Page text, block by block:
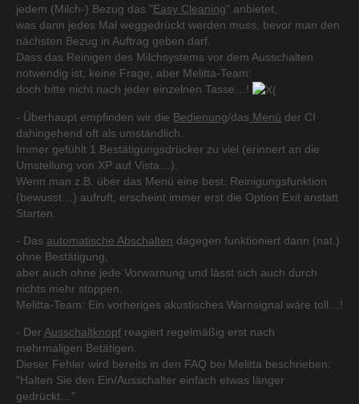
jedem (Milch-) Bezug das "Easy Cleaning" anbietet,
was dann jedes Mal weggedrückt werden muss, bevor man den
nächsten Bezug in Auftrag geben darf.
Dass das Reinigen des Milchsystems vor dem Ausschalten
notwendig ist, keine Frage, aber Melitta-Team:
doch bitte nicht nach jeder einzelnen Tasse…!
- Überhaupt empfinden wir die Bedienung/das Menü der CI
dahingehend oft als umständlich.
Immer gefühlt 1 Bestätigungsdrücker zu viel (erinnert an die
Umstellung von XP auf Vista…).
Wenn man z.B. über das Menü eine best. Reinigungsfunktion
(bewusst…) aufruft, erscheint immer erst die Option Exit anstatt
Starten.
- Das automatische Abschalten dagegen funktioniert dann (nat.)
ohne Bestätigung,
aber auch ohne jede Vorwarnung und lässt sich auch durch
nichts mehr stoppen.
Melitta-Team: Ein vorheriges akustisches Warnsignal wäre toll…!
- Der Ausschaltknopf reagiert regelmäßig erst nach
mehrmaligen Betätigen.
Dieser Fehler wird bereits in den FAQ bei Melitta beschrieben:
"Halten Sie den Ein/Ausschalter einfach etwas länger
gedrückt…"